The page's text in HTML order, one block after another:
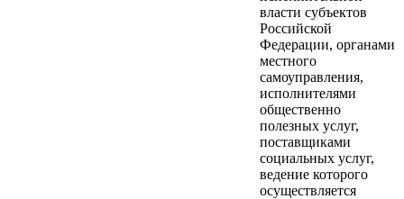
власти субъектов
Российской
Федерации, органами
местного
самоуправления,
исполнителями
общественно
полезных услуг,
поставщиками
социальных услуг,
ведение которого
осуществляется